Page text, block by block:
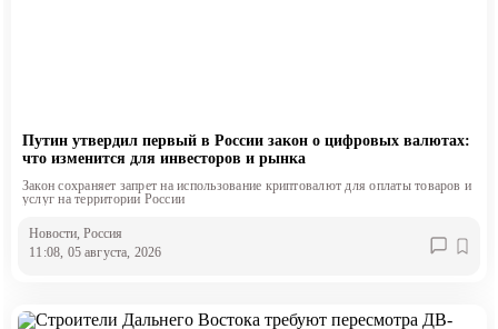
Путин утвердил первый в России закон о цифровых валютах:
что изменится для инвесторов и рынка
Закон сохраняет запрет на использование криптовалют для оплаты товаров и
услуг на территории России
Новости, Россия
11:08, 05 августа, 2026